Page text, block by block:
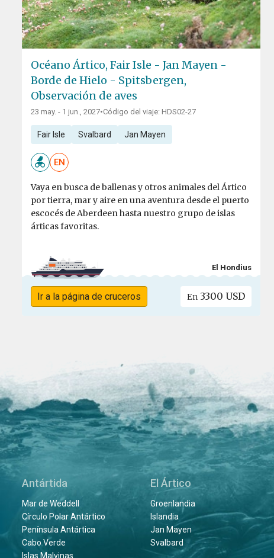
Océano Ártico, Fair Isle - Jan Mayen -
Borde de Hielo - Spitsbergen,
Observación de aves
23 may. - 1 jun., 2027•Código del viaje: HDS02-27
Fair Isle Svalbard Jan Mayen
EN
Vaya en busca de ballenas y otros animales del Ártico
por tierra, mar y aire en una aventura desde el puerto
escocés de Aberdeen hasta nuestro grupo de islas
árticas favoritas.
El Hondius
Ir a la página de cruceros En 3300 USD
Antártida
Mar de Weddell
Círculo Polar Antártico
Península Antártica
Cabo Verde
Islas Malvinas
El Ártico
Groenlandia
Islandia
Jan Mayen
Svalbard